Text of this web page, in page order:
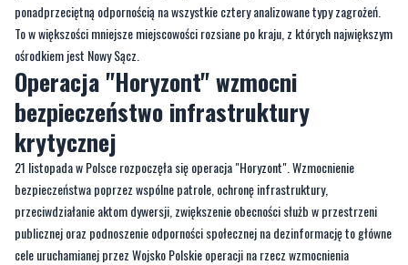
ponadprzeciętną odpornością na wszystkie cztery analizowane typy zagrożeń.
To w większości mniejsze miejscowości rozsiane po kraju, z których największym
ośrodkiem jest Nowy Sącz.
Operacja "Horyzont" wzmocni
bezpieczeństwo infrastruktury
krytycznej
21 listopada w Polsce rozpoczęła się operacja "Horyzont". Wzmocnienie
bezpieczeństwa poprzez wspólne patrole, ochronę infrastruktury,
przeciwdziałanie aktom dywersji, zwiększenie obecności służb w przestrzeni
publicznej oraz podnoszenie odporności społecznej na dezinformację to główne
cele uruchamianej przez Wojsko Polskie operacji na rzecz wzmocnienia